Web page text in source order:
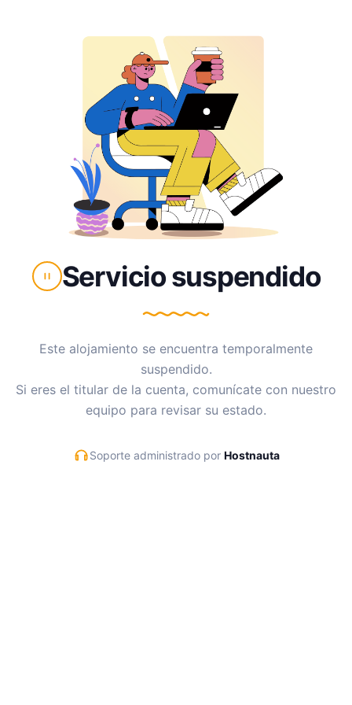
Servicio suspendido
Este alojamiento se encuentra temporalmente
suspendido.
Si eres el titular de la cuenta, comunícate con nuestro
equipo para revisar su estado.
Soporte administrado por Hostnauta